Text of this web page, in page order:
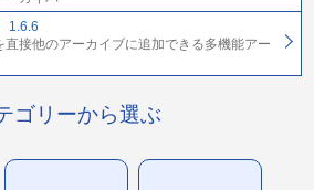
1.6.6
接他のアーカイブに追加できる多機能アー
ゴリーから選ぶ